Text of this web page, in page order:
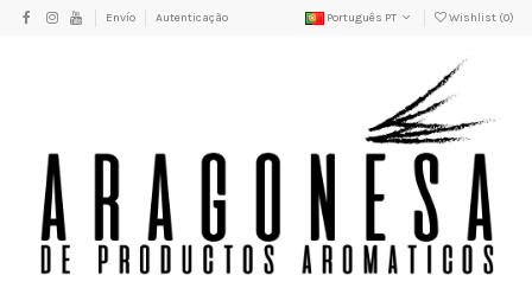
Envío Autenticação Português PT Wishlist (0)